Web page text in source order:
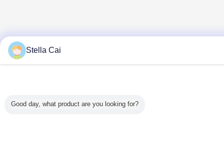
Stella Cai
Good day, what product are you looking for?